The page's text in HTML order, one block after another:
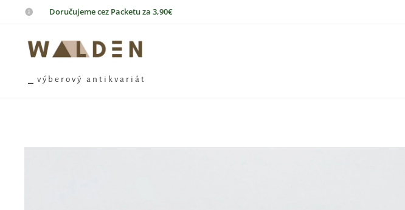
Doručujeme cez Packetu za 3,90€
⎯ v ý b e r o v ý a n t i k v a r i á t